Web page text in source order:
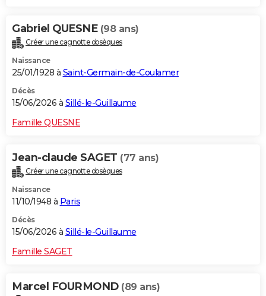
Gabriel QUESNE (98 ans)
Créer une cagnotte obsèques
Naissance
25/01/1928 à Saint-Germain-de-Coulamer
Décès
15/06/2026 à Sillé-le-Guillaume
Famille QUESNE
Jean-claude SAGET (77 ans)
Créer une cagnotte obsèques
Naissance
11/10/1948 à Paris
Décès
15/06/2026 à Sillé-le-Guillaume
Famille SAGET
Marcel FOURMOND (89 ans)